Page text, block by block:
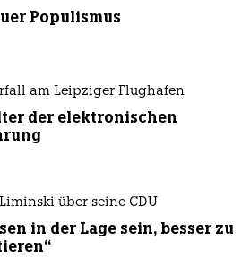
Populismus
am Leipziger Flughafen
der elektronischen
über seine CDU
in der Lage sein, besser zu